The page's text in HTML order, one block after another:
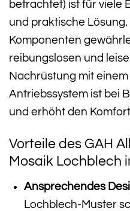
betrachtet) ist für viele
und praktische
Komponenten
reibungslosen und
Nachrüstung mit
Antriebssystem ist bei
und erhöht den
Vorteile des GAH
Mosaik Lochblech
Ansprechendes
Lochblech-Muster